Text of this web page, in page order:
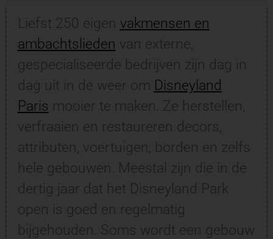
Liefst 250 eigen vakmensen en
ambachtslieden van externe,
gespecialiseerde bedrijven zijn dag in
dag uit in de weer om Disneyland
Paris mooier te maken. Ze herstellen,
verfraaien en restaureren decors,
attributen, voertuigen, borden en zelfs
hele gebouwen. Meestal zijn die in de
dertig jaar dat het Disneyland Park
open is goed en regelmatig
bijgehouden. Soms wordt een gebouw